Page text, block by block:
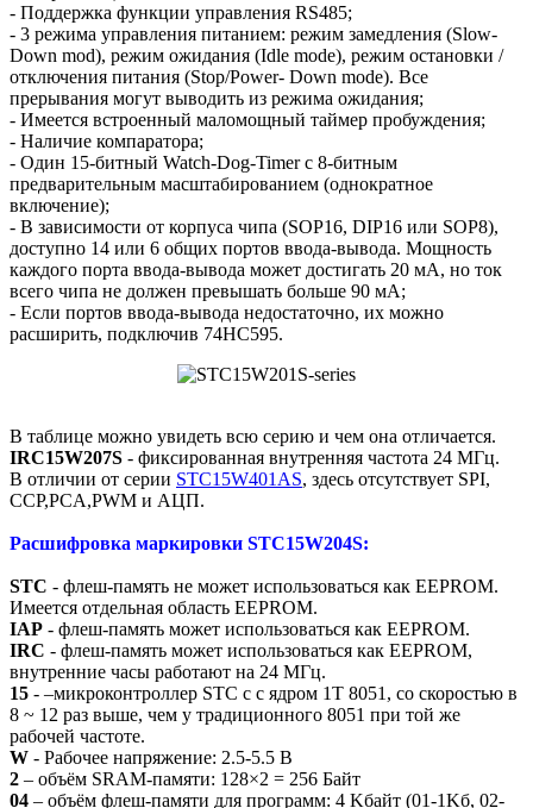
- Поддержка функции управления RS485;
- 3 режима управления питанием: режим замедления (Slow-
Down mod), режим ожидания (Idle mode), режим остановки /
отключения питания (Stop/Power- Down mode). Все
прерывания могут выводить из режима ожидания;
- Имеется встроенный маломощный таймер пробуждения;
- Наличие компаратора;
- Один 15-битный Watch-Dog-Timer с 8-битным
предварительным масштабированием (однократное
включение);
- В зависимости от корпуса чипа (SOP16, DIP16 или SOP8),
доступно 14 или 6 общих портов ввода-вывода. Мощность
каждого порта ввода-вывода может достигать 20 мА, но ток
всего чипа не должен превышать больше 90 мА;
- Если портов ввода-вывода недостаточно, их можно
расширить, подключив 74HC595.
В таблице можно увидеть всю серию и чем она отличается.
IRC15W207S - фиксированная внутренняя частота 24 МГц.
В отличии от серии STC15W401AS, здесь отсутствует SPI,
CCP,PCA,PWM и АЦП.
Расшифровка маркировки STC15W204S:
STC - флеш-память не может использоваться как EEPROM.
Имеется отдельная область EEPROM.
IAP - флеш-память может использоваться как EEPROM.
IRC - флеш-память может использоваться как EEPROM,
внутренние часы работают на 24 МГц.
15 - –микроконтроллер STC с с ядром 1T 8051, со скоростью в
8 ~ 12 раз выше, чем у традиционного 8051 при той же
рабочей частоте.
W - Рабочее напряжение: 2.5-5.5 В
2 – объём SRAM-памяти: 128×2 = 256 Байт
04 – объём флеш-памяти для программ: 4 Kбайт (01-1Kб, 02-